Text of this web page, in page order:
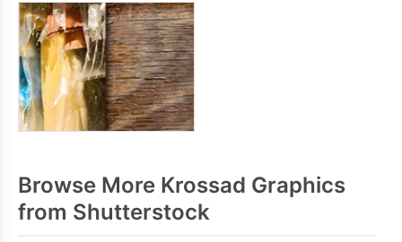
Browse More Krossad Graphics
from Shutterstock